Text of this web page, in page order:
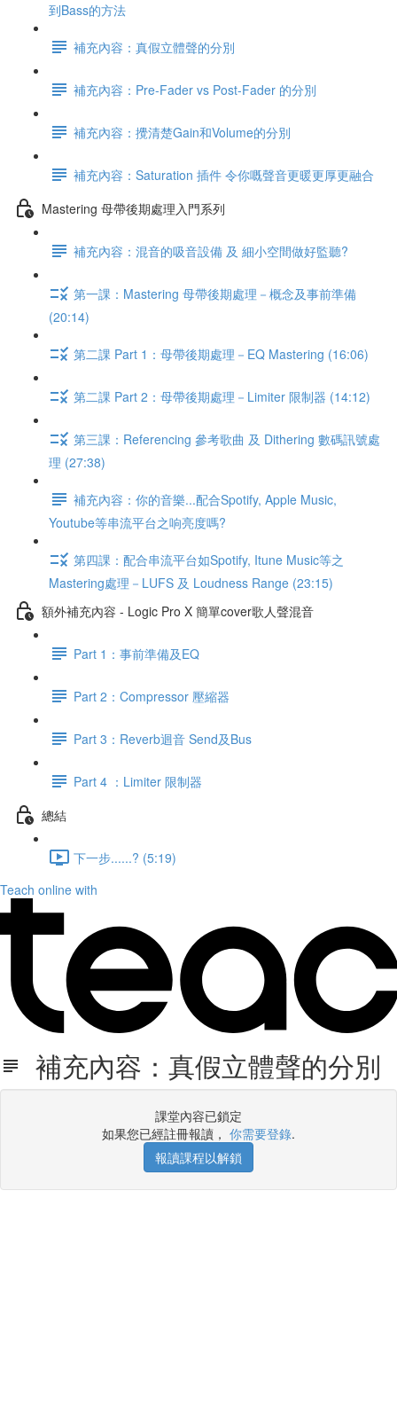
到Bass的方法
補充內容：真假立體聲的分別
補充內容：Pre-Fader vs Post-Fader 的分別
補充內容：攪清楚Gain和Volume的分別
補充內容：Saturation 插件 令你嘅聲音更暖更厚更融合
Mastering 母帶後期處理入門系列
補充內容：混音的吸音設備 及 細小空間做好監聽?
第一課：Mastering 母帶後期處理－概念及事前準備
(20:14)
第二課 Part 1：母帶後期處理－EQ Mastering (16:06)
第二課 Part 2：母帶後期處理－Limiter 限制器 (14:12)
第三課：Referencing 參考歌曲 及 Dithering 數碼訊號處
理 (27:38)
補充內容：你的音樂...配合Spotify, Apple Music,
Youtube等串流平台之响亮度嗎?
第四課：配合串流平台如Spotify, Itune Music等之
Mastering處理－LUFS 及 Loudness Range (23:15)
額外補充內容 - Logic Pro X 簡單cover歌人聲混音
Part 1：事前準備及EQ
Part 2：Compressor 壓縮器
Part 3：Reverb迴音 Send及Bus
Part 4 ：Limiter 限制器
總結
下一步......? (5:19)
Teach online with
補充內容：真假立體聲的分別
課堂內容已鎖定
如果您已經註冊報讀， 你需要登錄.
報讀課程以解鎖